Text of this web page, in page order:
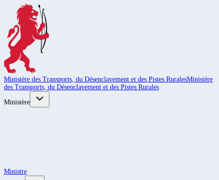
Ministère des Transports, du Désenclavement et des Pistes RuralesMinistère
des Transports, du Désenclavement et des Pistes Rurales
Ministère
Ministre